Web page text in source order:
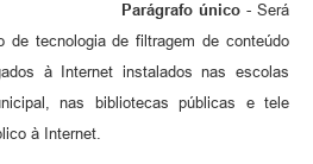
único - Será
de tecnologia de filtragem de conteúdo
à Internet instalados nas escolas
nas bibliotecas públicas e tele
à Internet.